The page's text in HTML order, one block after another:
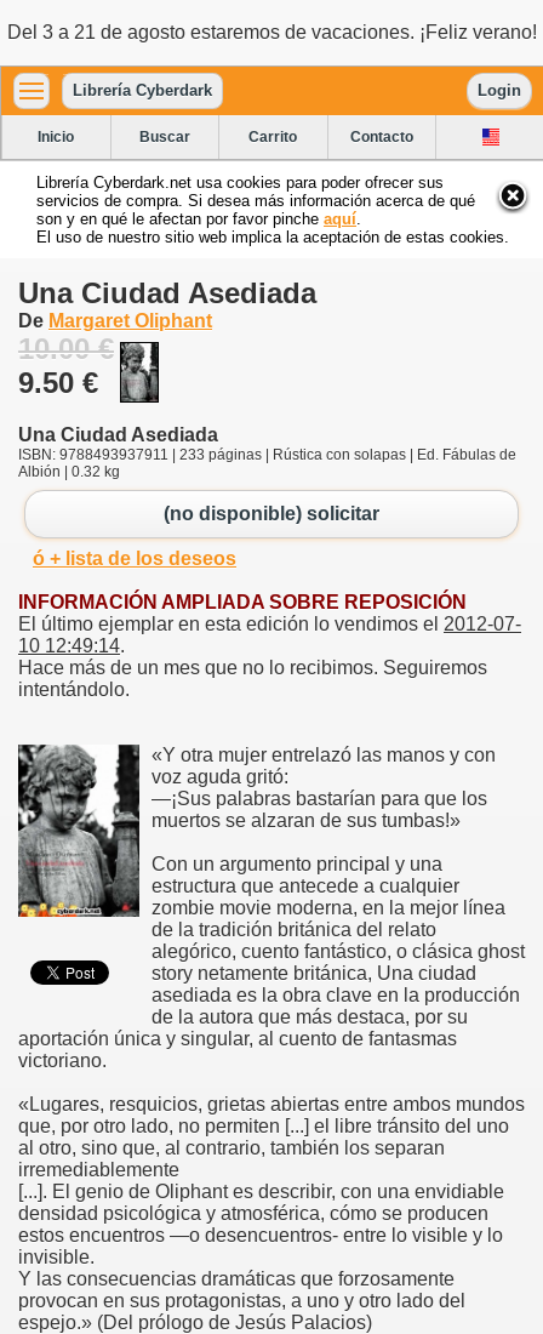
Del 3 a 21 de agosto estaremos de vacaciones. ¡Feliz verano!
Librería Cyberdark Login
Inicio Buscar Carrito Contacto
Librería Cyberdark.net usa cookies para poder ofrecer sus
servicios de compra. Si desea más información acerca de qué
son y en qué le afectan por favor pinche aquí
El uso de nuestro sitio web implica la aceptación de estas cookies.
Una Ciudad Asediada
De Margaret Oliphant
10.00 €
9.50 €
Una Ciudad Asediada
ISBN: 9788493937911 | 233 páginas | Rústica con solapas | Ed. Fábulas de
Albión | 0.32 kg
(no disponible) solicitar
ó + lista de los deseos
INFORMACIÓN AMPLIADA SOBRE REPOSICIÓN
El último ejemplar en esta edición lo vendimos el 2012-07-
10 12:49:14.
Hace más de un mes que no lo recibimos. Seguiremos
intentándolo.
«Y otra mujer entrelazó las manos y con
voz aguda gritó:
—¡Sus palabras bastarían para que los
muertos se alzaran de sus tumbas!»
Con un argumento principal y una
estructura que antecede a cualquier
zombie movie moderna, en la mejor línea
de la tradición británica del relato
alegórico, cuento fantástico, o clásica ghost
story netamente británica, Una ciudad
asediada es la obra clave en la producción
de la autora que más destaca, por su
aportación única y singular, al cuento de fantasmas
victoriano.
«Lugares, resquicios, grietas abiertas entre ambos mundos
que, por otro lado, no permiten [...] el libre tránsito del uno
al otro, sino que, al contrario, también los separan
irremediablemente
[...]. El genio de Oliphant es describir, con una envidiable
densidad psicológica y atmosférica, cómo se producen
estos encuentros —o desencuentros- entre lo visible y lo
invisible.
Y las consecuencias dramáticas que forzosamente
provocan en sus protagonistas, a uno y otro lado del
espejo.» (Del prólogo de Jesús Palacios)